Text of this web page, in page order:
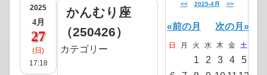
2025
4月
27
(日)
17:18
かんむり座
（250426）
カテゴリー
<< 2025-4月 >>
«前の月 次の月»
日 月 火 水 木 金 土
1 2 3 4
5